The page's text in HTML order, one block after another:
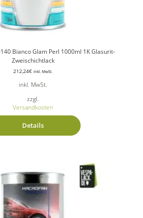
Bianco Glam Perl 1000ml 1K Glasurit-
Zweischichtlack
212,24€ inkl. MwSt.
inkl. MwSt.
zzgl.
Versandkosten
Details